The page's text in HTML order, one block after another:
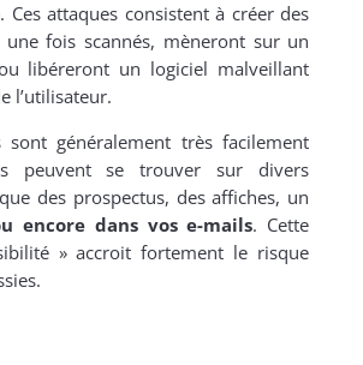
Ces attaques consistent à créer des
une fois scannés, mèneront sur un
libéreront un logiciel malveillant
l’utilisateur.
sont généralement très facilement
peuvent se trouver sur divers
des prospectus, des affiches, un
encore dans vos e-mails. Cette
» accroit fortement le risque